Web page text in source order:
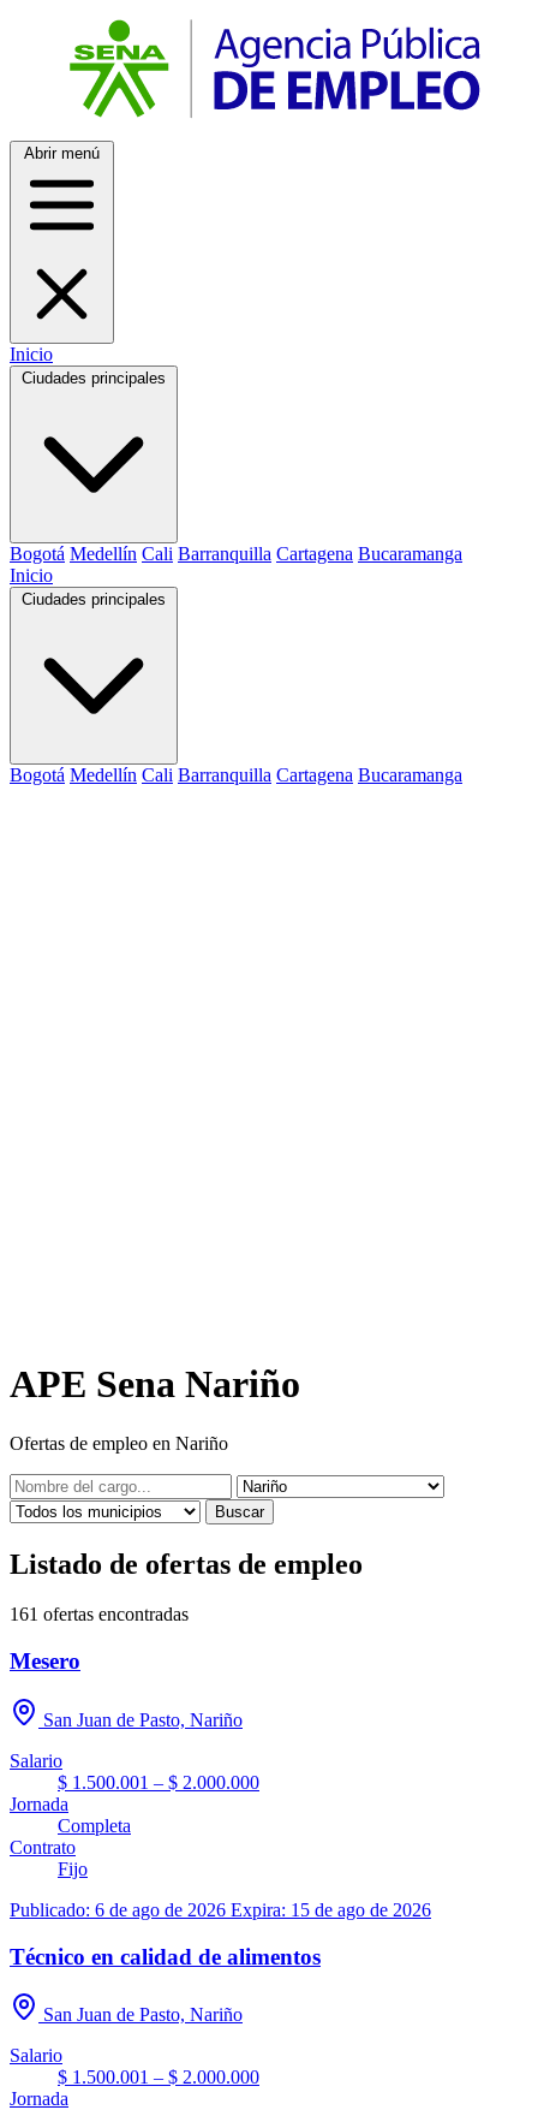
Abrir menú
Inicio
Bogotá Medellín Cali Barranquilla Cartagena Bucaramanga
Inicio
Bogotá Medellín Cali Barranquilla Cartagena Bucaramanga
APE Sena Nariño
Ofertas de empleo en Nariño
Buscar
Listado de ofertas de empleo
161 ofertas encontradas
Mesero
San Juan de Pasto, Nariño
Salario
$ 1.500.001 – $ 2.000.000
Jornada
Completa
Contrato
Fijo
Publicado: 6 de ago de 2026 Expira: 15 de ago de 2026
Técnico en calidad de alimentos
San Juan de Pasto, Nariño
Salario
$ 1.500.001 – $ 2.000.000
Jornada